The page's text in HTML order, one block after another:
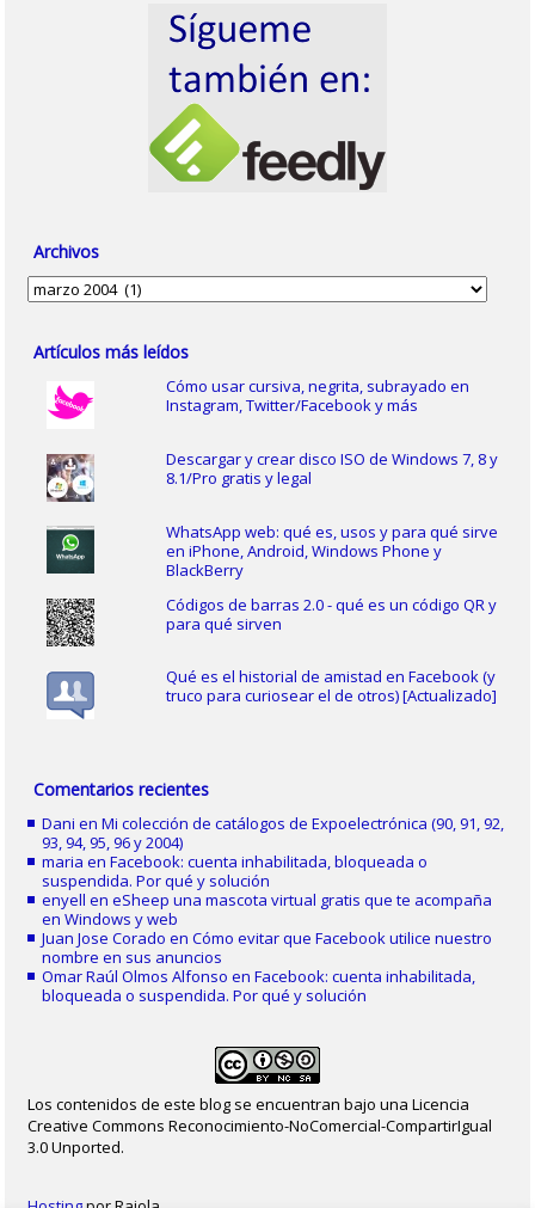
Archivos
Archivos
Artículos más leídos
Cómo usar cursiva, negrita, subrayado en
Instagram, Twitter/Facebook y más
Descargar y crear disco ISO de Windows 7, 8 y
8.1/Pro gratis y legal
WhatsApp web: qué es, usos y para qué sirve
en iPhone, Android, Windows Phone y
BlackBerry
Códigos de barras 2.0 - qué es un código QR y
para qué sirven
Qué es el historial de amistad en Facebook (y
truco para curiosear el de otros) [Actualizado]
Comentarios recientes
Dani enMi colección de catálogos de Expoelectrónica (90, 91, 92,
93, 94, 95, 96 y 2004)
maria enFacebook: cuenta inhabilitada, bloqueada o
suspendida. Por qué y solución
enyell eneSheep una mascota virtual gratis que te acompaña
en Windows y web
Juan Jose Corado enCómo evitar que Facebook utilice nuestro
nombre en sus anuncios
Omar Raúl Olmos Alfonso enFacebook: cuenta inhabilitada,
bloqueada o suspendida. Por qué y solución
Los contenidos de este blog se encuentran bajo una Licencia
Creative Commons Reconocimiento-NoComercial-CompartirIgual
3.0 Unported.